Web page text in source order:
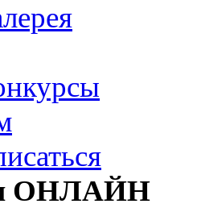
ОНЛАЙН